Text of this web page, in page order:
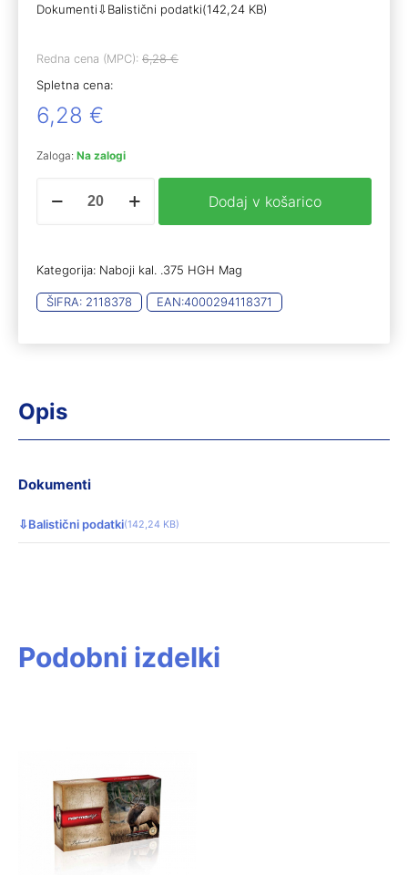
Dokumenti⇩Balistični podatki(142,24 KB)
Redna cena (MPC): 6,28€
Spletna cena:
6,28 €
Zaloga: Na zalogi
.375
Classic
(20)
Dodaj v košarico
Kategorija: Naboji kal. .375 HGH Mag
ŠIFRA: 2118378 EAN:4000294118371
Opis
Dokumenti
⇩Balistični podatki(142,24 KB)
Podobni izdelki